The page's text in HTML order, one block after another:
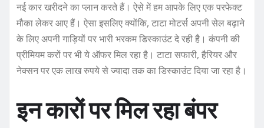
नई कार खरीदने का प्लान करते हैं। ऐसे में हम आपके लिए एक परफेक्ट
मौका लेकर आए हैं। ऐसा इसलिए क्योंकि, टाटा मोटर्स अपनी सेल बढ़ाने
के लिए अपनी गाड़ियों पर भारी भरकम डिस्काउंट दे रही है। कंपनी की
प्रीमियम करों पर भी ये ऑफर मिल रहा है। टाटा सफारी, हैरियर और
नेक्सन पर एक लाख रुपये से ज्यादा तक का डिस्काउंट दिया जा रहा है।
इन कारों पर मिल रहा बंपर